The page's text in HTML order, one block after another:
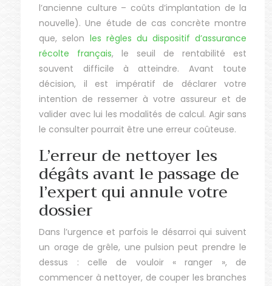
l’ancienne culture – coûts d’implantation de la
nouvelle). Une étude de cas concrète montre
que, selon les règles du dispositif d’assurance
récolte français, le seuil de rentabilité est
souvent difficile à atteindre. Avant toute
décision, il est impératif de déclarer votre
intention de ressemer à votre assureur et de
valider avec lui les modalités de calcul. Agir sans
le consulter pourrait être une erreur coûteuse.
L’erreur de nettoyer les
dégâts avant le passage de
l’expert qui annule votre
dossier
Dans l’urgence et parfois le désarroi qui suivent
un orage de grêle, une pulsion peut prendre le
dessus : celle de vouloir « ranger », de
commencer à nettoyer, de couper les branches